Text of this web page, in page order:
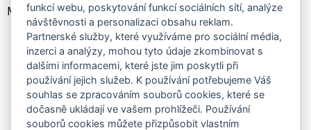
Materiál: hovězina
funkcí webu, poskytování funkcí sociálních sítí, analýze
návštěvnosti a personalizaci obsahu reklam.
Partnerské služby, které využíváme pro sociální média,
inzerci a analýzy, mohou tyto údaje zkombinovat s
dalšími informacemi, které jste jim poskytli při
používání jejich služeb. K používání potřebujeme Váš
souhlas se zpracováním souborů cookies, které se
dočasně ukládají ve vašem prohlížeči. Používání
souborů cookies můžete přizpůsobit vlastním